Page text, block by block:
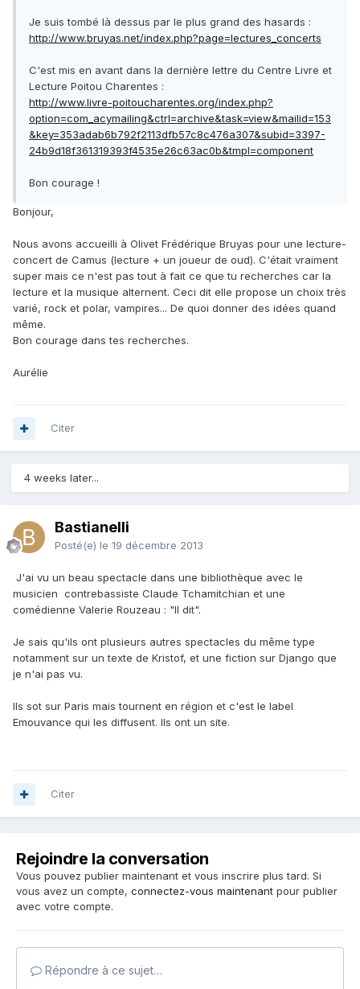
Je suis tombé là dessus par le plus grand des hasards :
http://www.bruyas.net/index.php?page=lectures_concerts
C'est mis en avant dans la dernière lettre du Centre Livre et
Lecture Poitou Charentes :
http://www.livre-poitoucharentes.org/index.php?
option=com_acymailing&ctrl=archive&task=view&mailid=153
&key=353adab6b792f2113dfb57c8c476a307&subid=3397-
24b9d18f361319393f4535e26c63ac0b&tmpl=component
Bon courage !
Bonjour,
Nous avons accueilli à Olivet Frédérique Bruyas pour une lecture-
concert de Camus (lecture + un joueur de oud). C'était vraiment
super mais ce n'est pas tout à fait ce que tu recherches car la
lecture et la musique alternent. Ceci dit elle propose un choix très
varié, rock et polar, vampires... De quoi donner des idées quand
même.
Bon courage dans tes recherches.
Aurélie
Citer
4 weeks later...
Bastianelli
Posté(e) le 19 décembre 2013
J'ai vu un beau spectacle dans une bibliothèque avec le
musicien contrebassiste Claude Tchamitchian et une
comédienne Valerie Rouzeau : "Il dit".
Je sais qu'ils ont plusieurs autres spectacles du même type
notamment sur un texte de Kristof, et une fiction sur Django que
je n'ai pas vu.
Ils sot sur Paris mais tournent en région et c'est le label
Emouvance qui les diffusent. Ils ont un site.
Citer
Rejoindre la conversation
Vous pouvez publier maintenant et vous inscrire plus tard. Si
vous avez un compte, connectez-vous maintenant pour publier
avec votre compte.
Répondre à ce sujet…